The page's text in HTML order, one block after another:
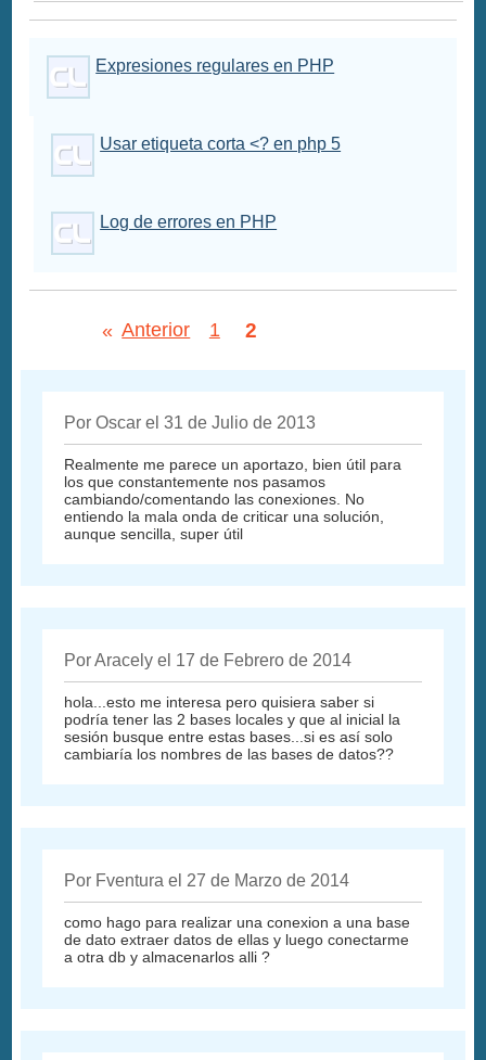
Expresiones regulares en PHP
Usar etiqueta corta <? en php 5
Log de errores en PHP
« Anterior 1 2
Por Oscar el 31 de Julio de 2013
Realmente me parece un aportazo, bien útil para
los que constantemente nos pasamos
cambiando/comentando las conexiones. No
entiendo la mala onda de criticar una solución,
aunque sencilla, super útil
Por Aracely el 17 de Febrero de 2014
hola...esto me interesa pero quisiera saber si
podría tener las 2 bases locales y que al inicial la
sesión busque entre estas bases...si es así solo
cambiaría los nombres de las bases de datos??
Por Fventura el 27 de Marzo de 2014
como hago para realizar una conexion a una base
de dato extraer datos de ellas y luego conectarme
a otra db y almacenarlos alli ?